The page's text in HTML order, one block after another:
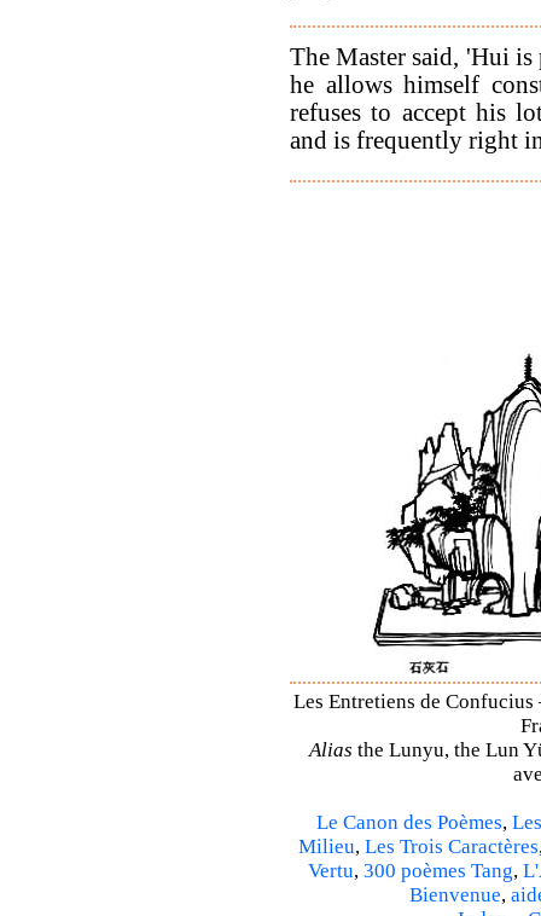
The Master said, 'Hui
he allows himself
refuses to accept his
and is frequently right
Les Entretiens de
Alias the Lunyu, the Lun
Le Canon des Poèmes,
Milieu, Les Trois Caractères
Vertu, 300 poèmes Tang,
Bienvenue,